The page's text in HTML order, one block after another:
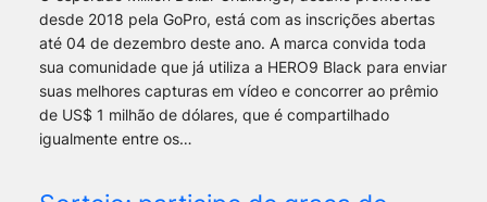
desde 2018 pela GoPro, está com as inscrições abertas
até 04 de dezembro deste ano. A marca convida toda
sua comunidade que já utiliza a HERO9 Black para enviar
suas melhores capturas em vídeo e concorrer ao prêmio
de US$ 1 milhão de dólares, que é compartilhado
igualmente entre os…